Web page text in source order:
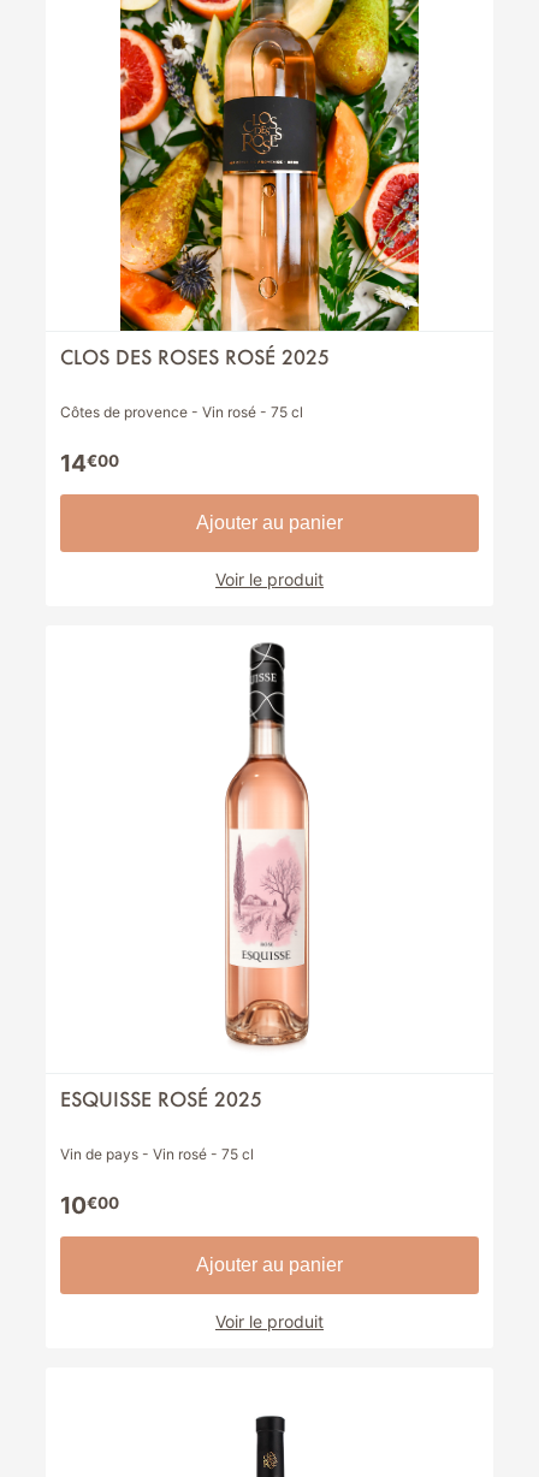
CLOS DES ROSES ROSÉ 2025
Côtes de provence - Vin rosé - 75 cl
14€00
Ajouter au panier
Voir le produit
ESQUISSE ROSÉ 2025
Vin de pays - Vin rosé - 75 cl
10€00
Ajouter au panier
Voir le produit